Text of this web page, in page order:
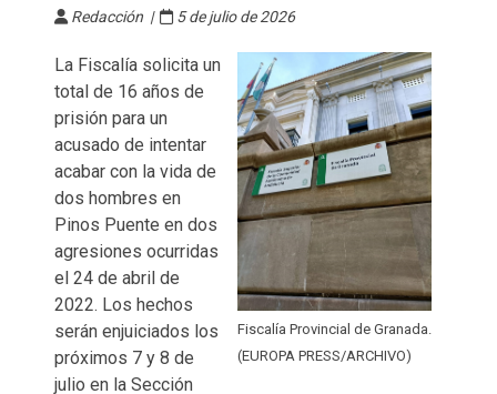
Redacción | 5 de julio de 2026
Fiscalía Provincial de Granada.
(EUROPA PRESS/ARCHIVO)
La Fiscalía solicita un
total de 16 años de
prisión para un
acusado de intentar
acabar con la vida de
dos hombres en
Pinos Puente en dos
agresiones ocurridas
el 24 de abril de
2022. Los hechos
serán enjuiciados los
próximos 7 y 8 de
julio en la Sección